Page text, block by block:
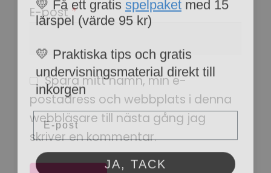
E-post *
Spara mitt namn, min e-
postadress och webbplats i denna
webbläsare till nästa gång jag
skriver en kommentar.
lärspel (värde 95 kr)
undervisningsmaterial direkt till
inkorgen
Email
JA, TACK